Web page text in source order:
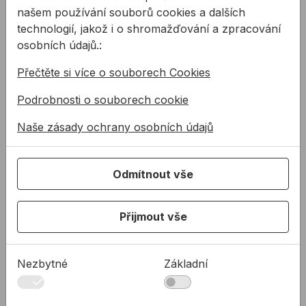
Upozornění:
Kotouč je určen pouze pro dokončovací práce
(řezy), není stavěný na velkokapacitní řezání
Související produkty
Multimateriální kotouč EVOLUTION RAGE
Multimateriální kotouč
EVOLUTION RAGE
Pilový kotouč EVOLUTION
Pilový kotouč
EVOLUTION STEEL na
našem používání souborů cookies a dalších
technologií, jakož i o shromažďování a zpracování
osobních údajů.:
Přečtěte si více o souborech Cookies
Podrobnosti o souborech cookie
Naše zásady ochrany osobních údajů
Odmítnout vše
Přijmout vše
Nezbytné Základní